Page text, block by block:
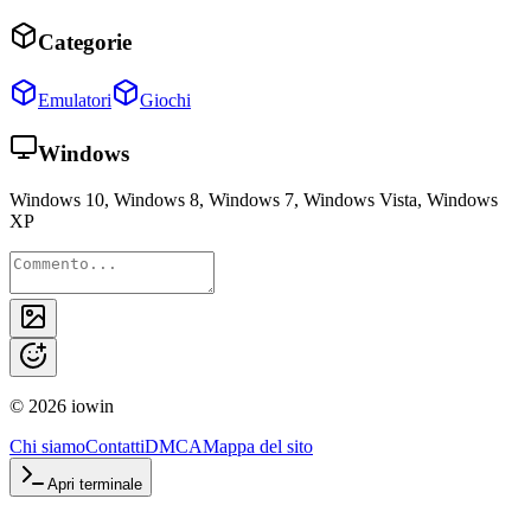
Categorie
Emulatori Giochi
Windows
Windows 10, Windows 8, Windows 7, Windows Vista, Windows
XP
© 2026 iowin
Chi siamoContattiDMCAMappa del sito
Apri terminale